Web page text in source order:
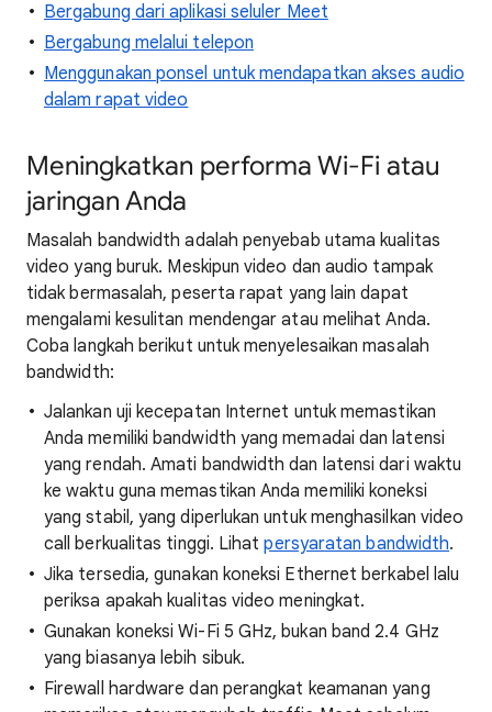
Bergabung dari aplikasi seluler Meet
Bergabung melalui telepon
Menggunakan ponsel untuk mendapatkan akses audio
dalam rapat video
Meningkatkan performa Wi-Fi atau
jaringan Anda
Masalah bandwidth adalah penyebab utama kualitas
video yang buruk. Meskipun video dan audio tampak
tidak bermasalah, peserta rapat yang lain dapat
mengalami kesulitan mendengar atau melihat Anda.
Coba langkah berikut untuk menyelesaikan masalah
bandwidth:
Jalankan uji kecepatan Internet untuk memastikan
Anda memiliki bandwidth yang memadai dan latensi
yang rendah. Amati bandwidth dan latensi dari waktu
ke waktu guna memastikan Anda memiliki koneksi
yang stabil, yang diperlukan untuk menghasilkan video
call berkualitas tinggi. Lihatpersyaratan bandwidth.
Jika tersedia, gunakan koneksi Ethernet berkabel lalu
periksa apakah kualitas video meningkat.
Gunakan koneksi Wi-Fi 5 GHz, bukan band 2.4 GHz
yang biasanya lebih sibuk.
Firewall hardware dan perangkat keamanan yang